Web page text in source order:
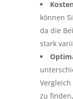
können
da die
stark
zu